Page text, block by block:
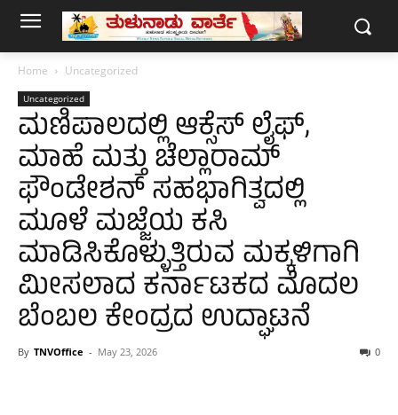
Home Uncategorized
Uncategorized
ಮಣಿಪಾಲದಲ್ಲಿ ಆಕ್ಸೆಸ್ ಲೈಫ್,
ಮಾಹೆ ಮತ್ತು ಚೆಲ್ಲಾರಾಮ್
ಫೌಂಡೇಶನ್ ಸಹಭಾಗಿತ್ವದಲ್ಲಿ
ಮೂಳೆ ಮಜ್ಜೆಯ ಕಸಿ
ಮಾಡಿಸಿಕೊಳ್ಳುತ್ತಿರುವ ಮಕ್ಕಳಿಗಾಗಿ
ಮೀಸಲಾದ ಕರ್ನಾಟಕದ ಮೊದಲ
ಬೆಂಬಲ ಕೇಂದ್ರದ ಉದ್ಘಾಟನೆ
By TNVOffice - May 23, 2026 0